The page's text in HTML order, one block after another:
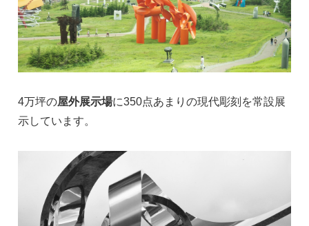
4万坪の屋外展示場に350点あまりの現代彫刻を常設展
示しています。